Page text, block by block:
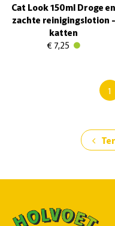
Cat Look 150ml Droge en
zachte reinigingslotion -
katten
€ 7,25
1
chevron_left